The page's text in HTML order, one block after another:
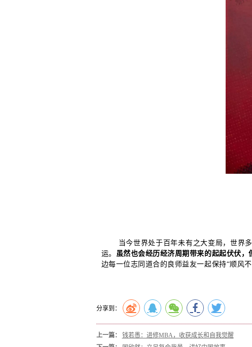
当今世界处于百年未有之大变局，世界
运。
虽然也会经历经济周期带来的起起伏伏
边每一位志同道合的良师益友一起保持“顺风
分享到：
上一篇：
钱若愚：进修MBA，收获成长和自我觉醒